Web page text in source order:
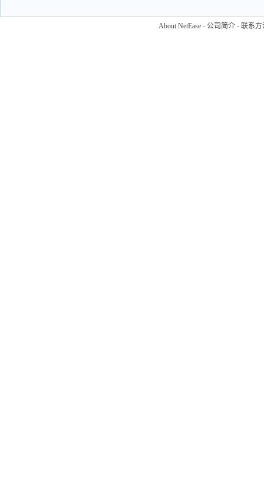
About NetEase - 公司简介 - 联系方